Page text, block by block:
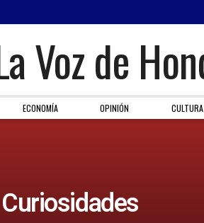
ECONOMÍA OPINIÓN CULTURA
Curiosidades